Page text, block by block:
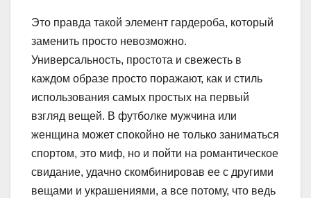
Это правда такой элемент гардероба, который
заменить просто невозможно.
Универсальность, простота и свежесть в
каждом образе просто поражают, как и стиль
использования самых простых на первый
взгляд вещей. В футболке мужчина или
женщина может спокойно не только заниматься
спортом, это миф, но и пойти на романтическое
свидание, удачно скомбинировав ее с другими
вещами и украшениями, а все потому, что ведь